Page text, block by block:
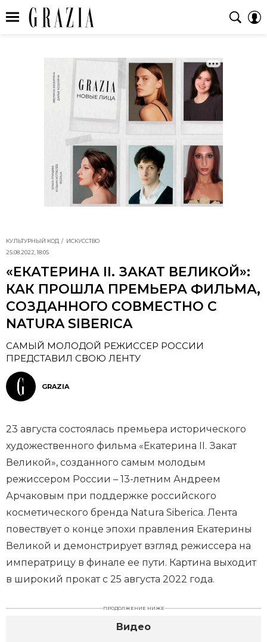
КУЛЬТУРНЫЙ КОД
ИСКУССТВО
25.08.2022, 18:05
«ЕКАТЕРИНА II. ЗАКАТ ВЕЛИКОЙ»:
КАК ПРОШЛА ПРЕМЬЕРА ФИЛЬМА,
СОЗДАННОГО СОВМЕСТНО С
NATURA SIBERICA
САМЫЙ МОЛОДОЙ РЕЖИССЕР РОССИИ
ПРЕДСТАВИЛ СВОЮ ЛЕНТУ
GRAZIA
23 августа состоялась премьера исторического
художественного фильма «Екатерина II. Закат
Великой», созданного самым молодым
режиссером России – 13-летним Андреем
Арчаковым при поддержке российского
косметического бренда Natura Siberica. Лента
повествует о конце эпохи правления Екатерины
Великой и демонстрирует взгляд режиссера на
императрицу в финале ее пути. Картина выходит
в широкий прокат с 25 августа 2022 года.
ПРОДОЛЖЕНИЕ НИЖЕ
Видео